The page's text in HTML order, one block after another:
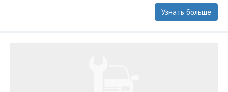
Узнать больше